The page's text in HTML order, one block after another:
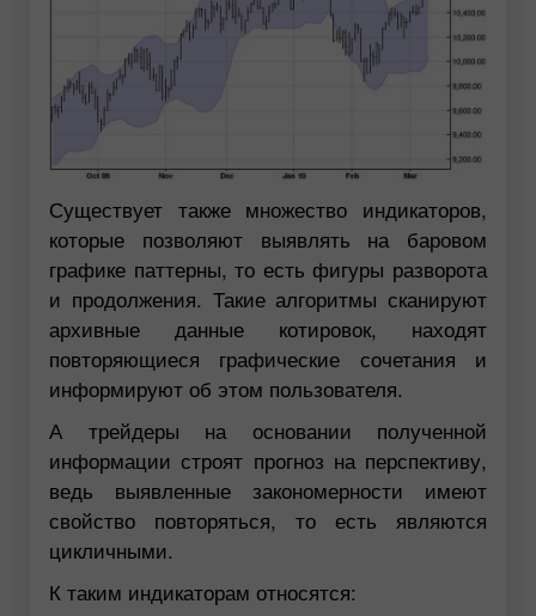
Существует также множество индикаторов,
которые позволяют выявлять на баровом
графике паттерны, то есть фигуры разворота
и продолжения. Такие алгоритмы сканируют
архивные данные котировок, находят
повторяющиеся графические сочетания и
информируют об этом пользователя.
А трейдеры на основании полученной
информации строят прогноз на перспективу,
ведь выявленные закономерности имеют
свойство повторяться, то есть являются
цикличными.
К таким индикаторам относятся: